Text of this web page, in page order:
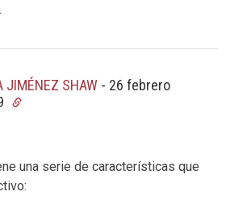
JIMÉNEZ SHAW - 26 febrero
una serie de características que